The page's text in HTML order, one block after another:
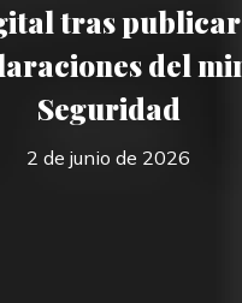
tras
del
Seguridad
2 de junio de 2026